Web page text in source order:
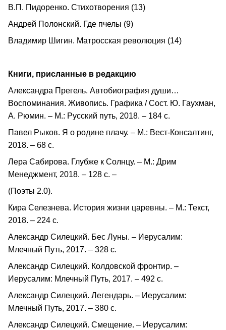
В.П. Пидоренко. Стихотворения (13)
Андрей Полонский. Где пчелы (9)
Владимир Шигин. Матросская революция (14)
Книги, присланные в редакцию
Александра Прегель. Автобиография души…
Воспоминания. Живопись. Графика / Cост. Ю. Гаухман,
А. Рюмин. – М.: Русский путь, 2018. – 184 с.
Павел Рыков. Я о родине плачу. – М.: Вест-Консалтинг,
2018. – 68 с.
Лера Сабирова. Глубже к Солнцу. – М.: Дрим
Менеджмент, 2018. – 128 с. –
(Поэты 2.0).
Кира Селезнева. История жизни царевны. – М.: Текст,
2018. – 224 с.
Александр Силецкий. Бес Луны. – Иерусалим:
Млечный Путь, 2017. – 328 с.
Александр Силецкий. Колдовской фронтир. –
Иерусалим: Млечный Путь, 2017. – 492 с.
Александр Силецкий. Легендарь. – Иерусалим:
Млечный Путь, 2017. – 380 с.
Александр Силецкий. Смещение. – Иерусалим: